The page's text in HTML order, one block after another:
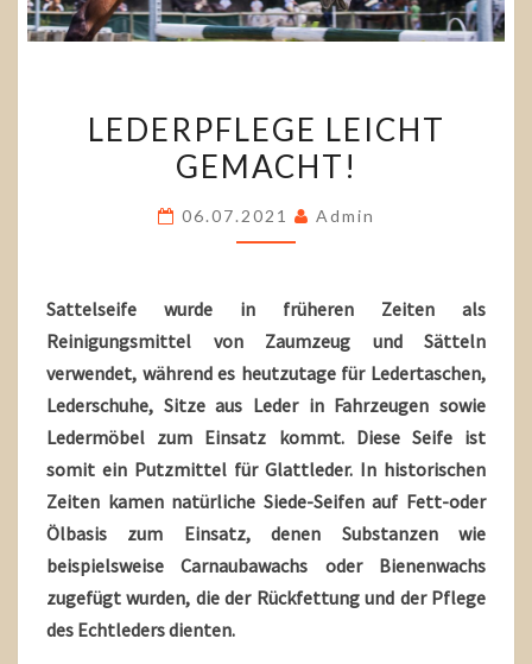
LEICHT
GEMACHT!
LEDERPFLEGE LEICHT
GEMACHT!
06.07.2021 Admin
Sattelseife wurde in früheren Zeiten als
Reinigungsmittel von Zaumzeug und Sätteln
verwendet, während es heutzutage für Ledertaschen,
Lederschuhe, Sitze aus Leder in Fahrzeugen sowie
Ledermöbel zum Einsatz kommt. Diese Seife ist
somit ein Putzmittel für Glattleder. In historischen
Zeiten kamen natürliche Siede-Seifen auf Fett-oder
Ölbasis zum Einsatz, denen Substanzen wie
beispielsweise Carnaubawachs oder Bienenwachs
zugefügt wurden, die der Rückfettung und der Pflege
des Echtleders dienten.